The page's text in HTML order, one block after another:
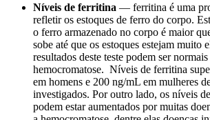
Níveis de ferritina — ferritina é uma
refletir os estoques de ferro do corpo.
o ferro armazenado no corpo é maior
sobe até que os estoques estejam muito
resultados deste teste podem ser
hemocromatose. Níveis de ferritina
em homens e 200 ng/mL em mulheres
investigados. Por outro lado, os níveis
podem estar aumentados por muitas